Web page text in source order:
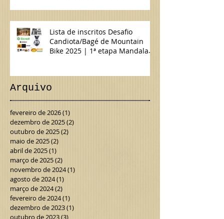
Lista de inscritos Desafio
Candiota/Bagé de Mountain
Bike 2025 | 1ª etapa Mandala
Arquivo
fevereiro de 2026(1)
dezembro de 2025(2)
outubro de 2025(2)
maio de 2025(2)
abril de 2025(1)
março de 2025(2)
novembro de 2024(1)
agosto de 2024(1)
março de 2024(2)
fevereiro de 2024(1)
dezembro de 2023(1)
outubro de 2023(3)